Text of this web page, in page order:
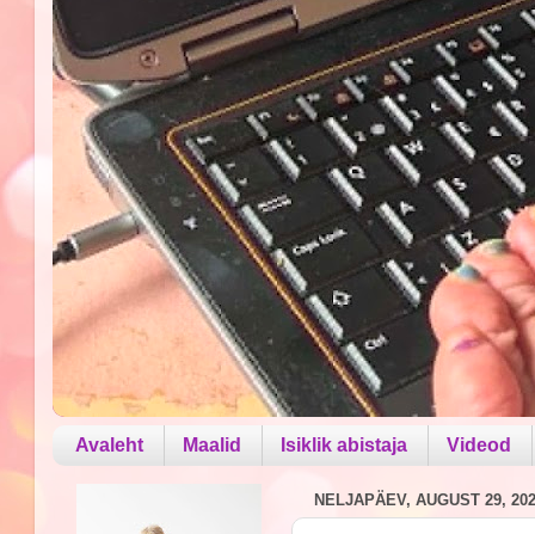
Avaleht Maalid Isiklik abistaja Videod
NELJAPÄEV, AUGUST 29,